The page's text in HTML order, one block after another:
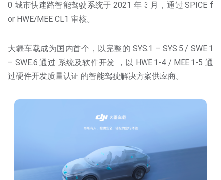
0 城市快速路智能驾驶系统于 2021 年 3 月，通过 SPICE f
or HWE/MEE CL1 审核。
大疆车载成为国内首个，以完整的 SYS.1 – SYS.5 / SWE.1
– SWE.6 通过 系统及软件开发 ，以 HWE.1-4 / MEE.1-5 通
过硬件开发质量认证 的智能驾驶解决方案供应商。